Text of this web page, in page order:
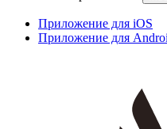
Приложение для iOS
Приложение для